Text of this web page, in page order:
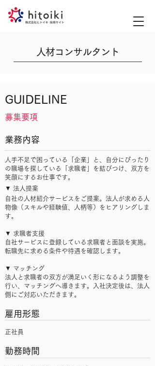
人材コンサルタント
GUIDELINE
募集要項
業務内容
人手不足で困っている「企業」と、自分にぴったり
の職場を探している「求職者」を結びつけ、双方を
笑顔にするお仕事です。
▼ 法人提案
自社の人材紹介サービスをご提案。 法人が求める人
物像（スキルや経験値、人柄等）をヒアリングしま
す。
▼ 求職者支援
自社サービスに登録している求職者と面談を実施。
転職先に求める条件や待遇を確認します。
▼ マッチング
法人と求職者の双方が満足いく形になるよう調整を
行い、マッチングへ導きます。入社決定後は、法人
側にご対応いただきます。
雇用形態
正社員
勤務時間